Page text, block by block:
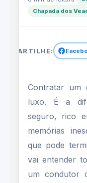
Por que é
contratar
passeios
Chapada dos
Contratar um
luxo. É a
seguro, rico
memórias
que pode
vai entender
um condutor